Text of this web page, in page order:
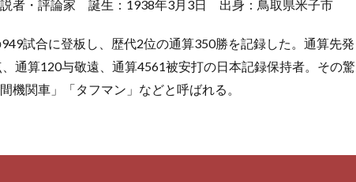
者・評論家 誕生：1938年3月3日 出身：鳥取県米子市
試合に登板し、歴代2位の通算350勝を記録した。通算先発
通算120与敬遠、通算4561被安打の日本記録保持者。その驚
機関車」「タフマン」などと呼ばれる。